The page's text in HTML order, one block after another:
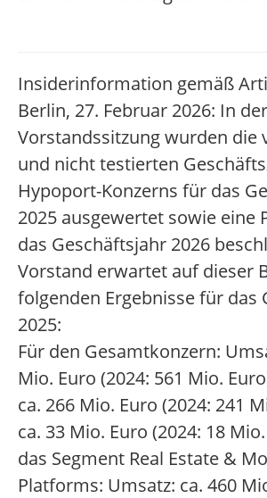
Insiderinformation gemäß
Berlin, 27. Februar 2026: In
Vorstandssitzung wurden die
und nicht testierten
Hypoport-Konzerns für das
2025 ausgewertet sowie eine
das Geschäftsjahr 2026
Vorstand erwartet auf dieser
folgenden Ergebnisse für das
2025:
Für den Gesamtkonzern:
Mio. Euro (2024: 561 Mio.
ca. 266 Mio. Euro (2024: 241
ca. 33 Mio. Euro (2024: 18
das Segment Real Estate &
Platforms: Umsatz: ca. 460